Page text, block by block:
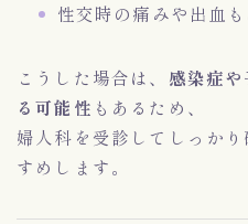
性交時の痛みや出血も
こうした場合は、 感染症
る可能性 もあるため、
婦人科を受診してしっか
すめします。